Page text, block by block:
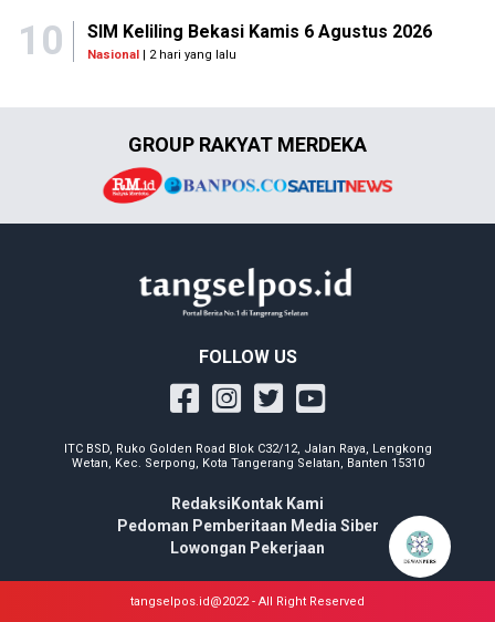
10 SIM Keliling Bekasi Kamis 6 Agustus 2026
Nasional | 2 hari yang lalu
GROUP RAKYAT MERDEKA
FOLLOW US
ITC BSD, Ruko Golden Road Blok C32/12, Jalan Raya, Lengkong
Wetan, Kec. Serpong, Kota Tangerang Selatan, Banten 15310
Redaksi Kontak Kami
Pedoman Pemberitaan Media Siber
Lowongan Pekerjaan
tangselpos.id@2022 - All Right Reserved